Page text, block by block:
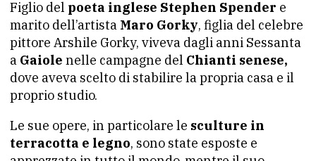
Figlio del poeta inglese Stephen Spender e
marito dell’artista Maro Gorky, figlia del celebre
pittore Arshile Gorky, viveva dagli anni Sessanta
a Gaiole nelle campagne del Chianti senese,
dove aveva scelto di stabilire la propria casa e il
proprio studio.
Le sue opere, in particolare le sculture in
terracotta e legno, sono state esposte e